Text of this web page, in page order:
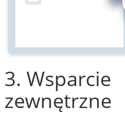
3. Wsparcie
zewnętrzne